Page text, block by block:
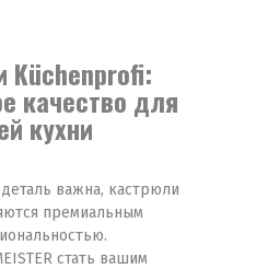
Küchenprofi:
качество для
кухни
важна, кастрюли
премиальным
стать вашим